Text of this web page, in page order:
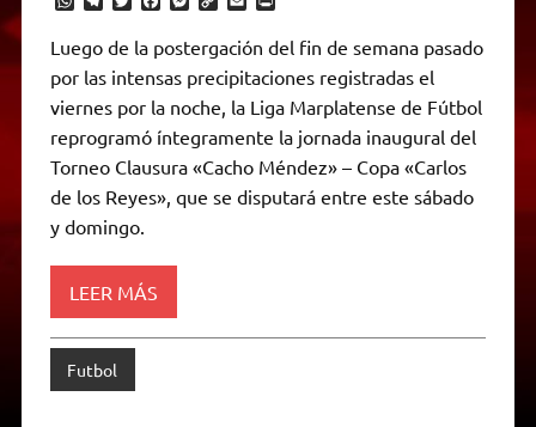
t
s
p
p
e
g
a
m
i
t
t
r
e
b
o
k
s
e
n
g
e
r
y
L
n
k
a
i
l
i
n
t
r
n
d
l
Luego de la postergación del fin de semana pasado
por las intensas precipitaciones registradas el
viernes por la noche, la Liga Marplatense de Fútbol
reprogramó íntegramente la jornada inaugural del
Torneo Clausura «Cacho Méndez» – Copa «Carlos
de los Reyes», que se disputará entre este sábado
y domingo.
LEER MÁS
Futbol